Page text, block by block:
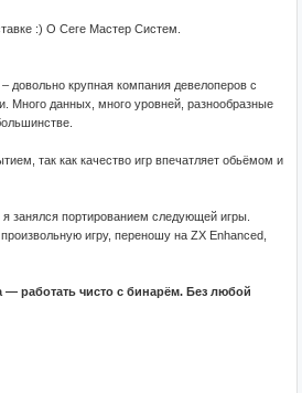
:) О Сеге Мастер Систем.
довольно крупная компания девелоперов с
Много данных, много уровней, разнообразные
так как качество игр впечатляет обьёмом и
занялся портированием следующей игры.
игру, переношу на ZX Enhanced,
— работать чисто с бинарём. Без любой